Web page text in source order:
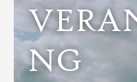
NG